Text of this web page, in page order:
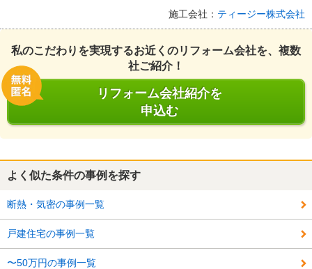
施工会社： ティージー株式会社
私のこだわりを実現するお近くのリフォーム会社を、複数
社ご紹介！
リフォーム会社紹介を
申込む
よく似た条件の事例を探す
断熱・気密の事例一覧
戸建住宅の事例一覧
〜50万円の事例一覧